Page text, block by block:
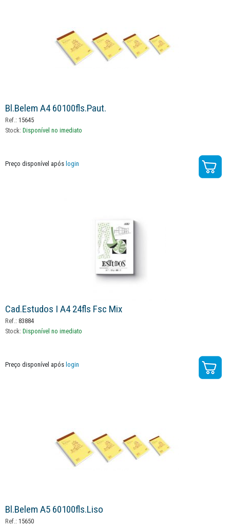
Bl.belem A4 60100fls.paut.
Ref.: 15645
Stock: Disponível no imediato
Preço disponível após login
Cad.estudos I A4 24fls Fsc Mix
Ref.: 83884
Stock: Disponível no imediato
Preço disponível após login
Bl.belem A5 60100fls.liso
Ref.: 15650